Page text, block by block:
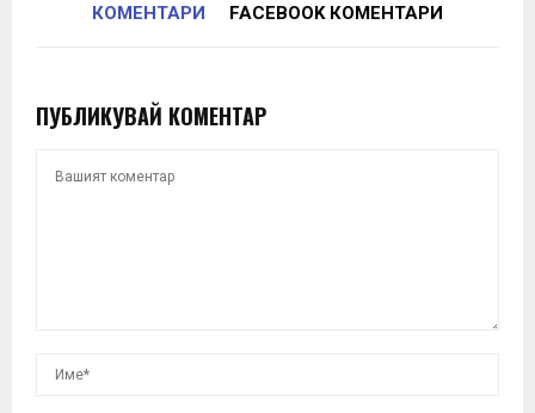
КОМЕНТАРИ FACEBOOK КОМЕНТАРИ
ПУБЛИКУВАЙ КОМЕНТАР